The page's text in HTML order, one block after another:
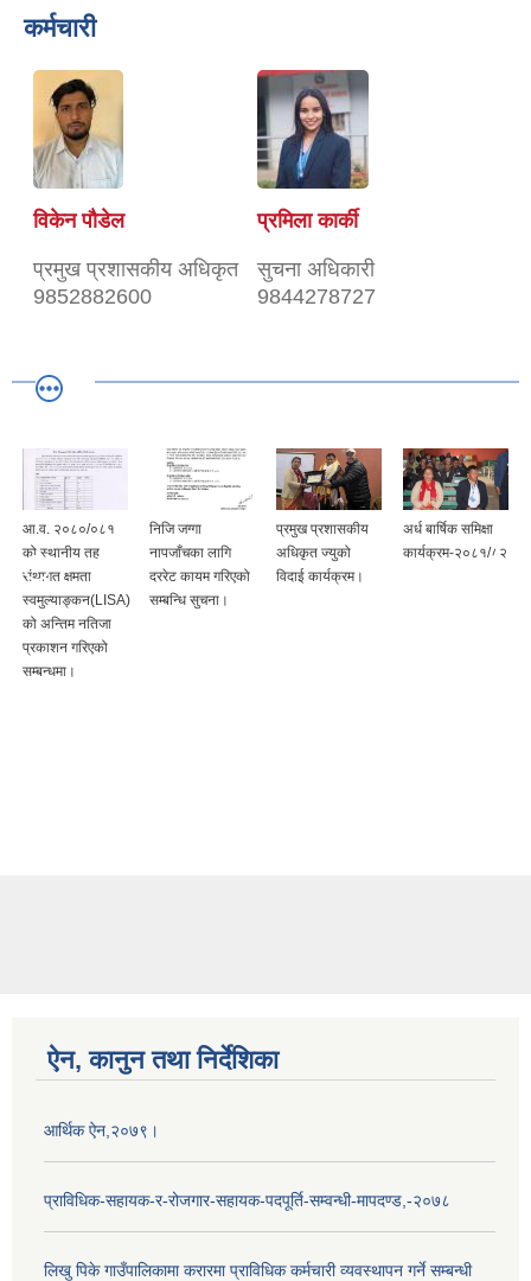
कर्मचारी
विकेन पौडेल
प्रमुख प्रशासकीय अधिकृत
9852882600
प्रमिला कार्की
सुचना अधिकारी
9844278727
आ.व. २०८०/०८१
को स्थानीय तह
संथागत क्षमता
स्वमुल्‍याङ्‍कन(LISA)
को अन्तिम नतिजा
प्रकाशन गरिएको
सम्बन्धमा।
निजि जग्गा
नापजाँचका लागि
दररेट कायम गरिएको
सम्बन्धि सुचना।
प्रमुख प्रशासकीय
अधिकृत ज्युको
विदाई कार्यक्रम।
अर्ध बार्षिक समिक्षा
कार्यक्रम-२०८१/८२
ऐन, कानुन तथा निर्देशिका
आर्थिक ऐन,२०७९।
प्राविधिक-सहायक-र-रोजगार-सहायक-पदपूर्ति-सम्वन्धी-मापदण्ड,-२०७८
लिखु पिके गाउँपालिकामा करारमा प्राविधिक कर्मचारी व्यवस्थापन गर्ने सम्बन्धी